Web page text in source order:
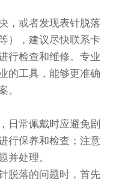
或者发现表针脱落
），建议尽快联系卡
行检查和维修。专业
的工具，能够更准确
。
常佩戴时应避免剧
行保养和检查；注意
并处理。
落的问题时，首先